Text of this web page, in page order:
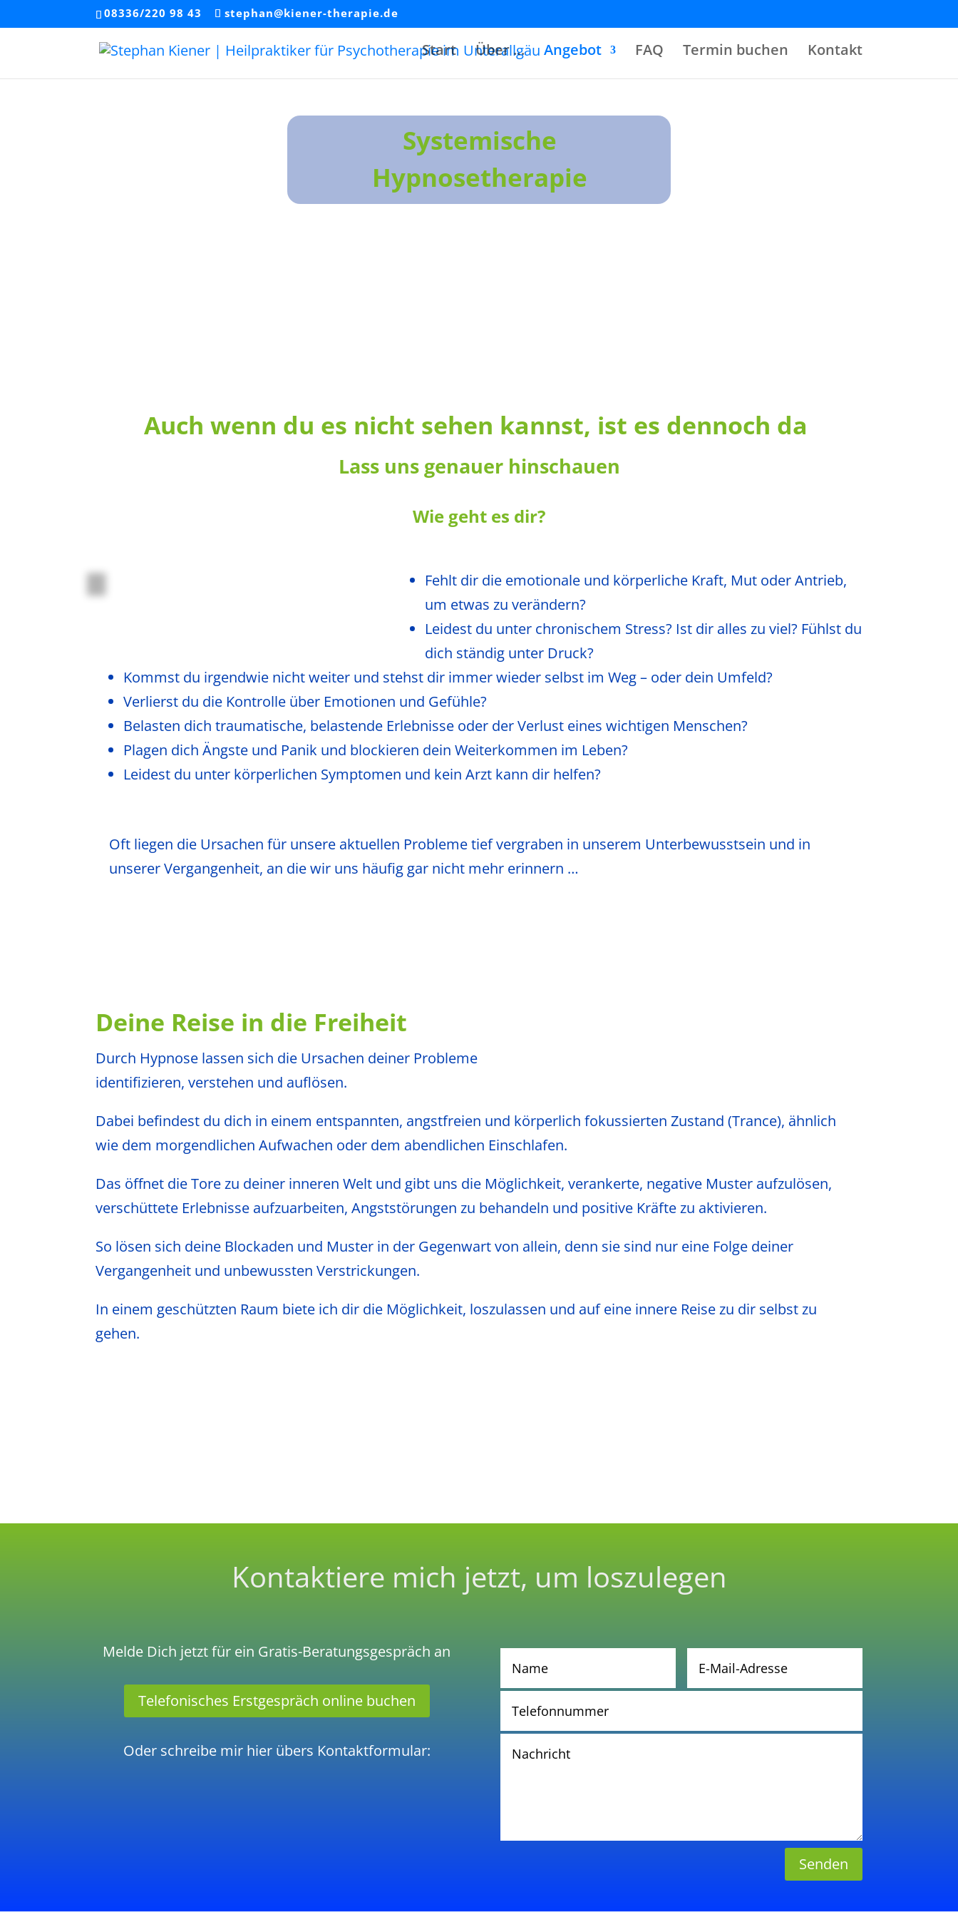
08336/220 98 43 stephan@kiener-therapie.de
Start Über … Angebot FAQ Termin buchen Kontakt
Systemische
Hypnosetherapie
Auch wenn du es nicht sehen kannst, ist es dennoch da
Lass uns genauer hinschauen
Wie geht es dir?
Fehlt dir die emotionale und körperliche Kraft, Mut oder Antrieb,
um etwas zu verändern?
Leidest du unter chronischem Stress? Ist dir alles zu viel? Fühlst du
dich ständig unter Druck?
Kommst du irgendwie nicht weiter und stehst dir immer wieder selbst im Weg – oder dein Umfeld?
Verlierst du die Kontrolle über Emotionen und Gefühle?
Belasten dich traumatische, belastende Erlebnisse oder der Verlust eines wichtigen Menschen?
Plagen dich Ängste und Panik und blockieren dein Weiterkommen im Leben?
Leidest du unter körperlichen Symptomen und kein Arzt kann dir helfen?
Oft liegen die Ursachen für unsere aktuellen Probleme tief vergraben in unserem Unterbewusstsein und in
unserer Vergangenheit, an die wir uns häufig gar nicht mehr erinnern …
Deine Reise in die Freiheit
Durch Hypnose lassen sich die Ursachen deiner Probleme
identifizieren, verstehen und auflösen.
Dabei befindest du dich in einem entspannten, angstfreien und körperlich fokussierten Zustand (Trance), ähnlich
wie dem morgendlichen Aufwachen oder dem abendlichen Einschlafen.
Das öffnet die Tore zu deiner inneren Welt und gibt uns die Möglichkeit, verankerte, negative Muster aufzulösen,
verschüttete Erlebnisse aufzuarbeiten, Angststörungen zu behandeln und positive Kräfte zu aktivieren.
So lösen sich deine Blockaden und Muster in der Gegenwart von allein, denn sie sind nur eine Folge deiner
Vergangenheit und unbewussten Verstrickungen.
In einem geschützten Raum biete ich dir die Möglichkeit, loszulassen und auf eine innere Reise zu dir selbst zu
gehen.
Kontaktiere mich jetzt, um loszulegen
Melde Dich jetzt für ein Gratis-Beratungsgespräch an
Telefonisches Erstgespräch online buchen
Oder schreibe mir hier übers Kontaktformular:
Senden